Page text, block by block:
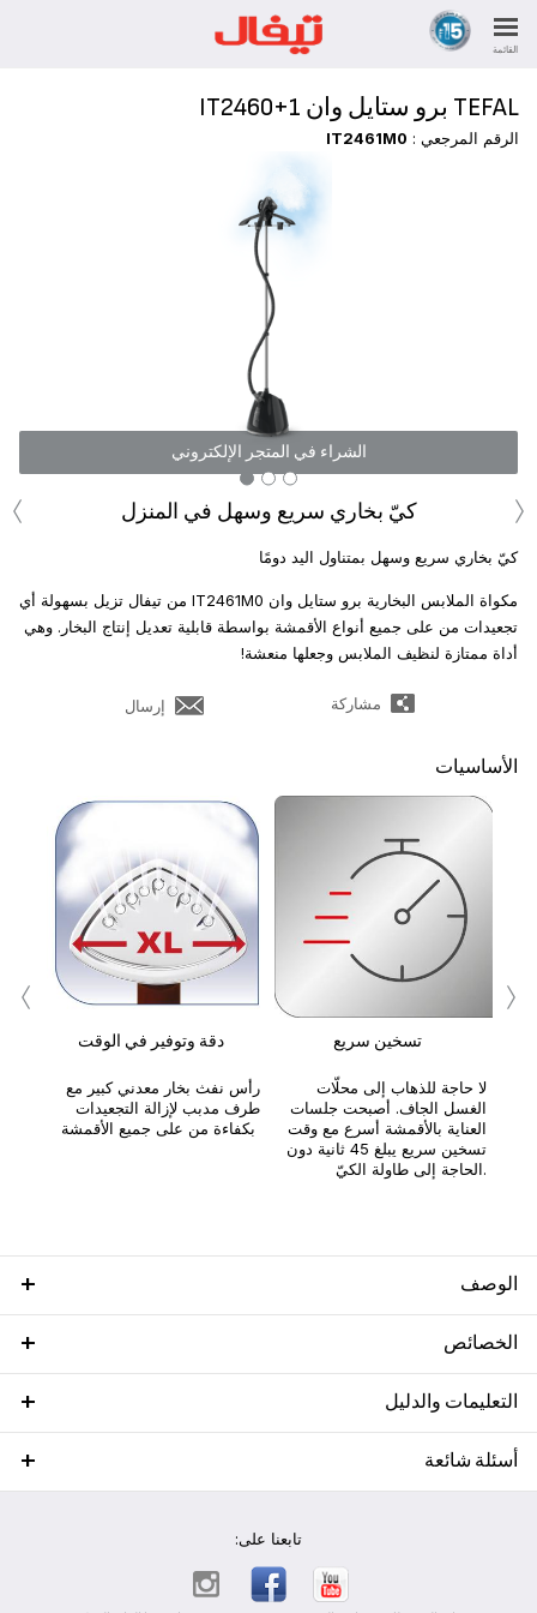
القائمة
TEFAL برو ستايل وان IT2460+1
الرقم المرجعي : IT2461M0
‹ ›
الشراء في المتجر الإلكتروني
كيّ بخاري سريع وسهل في المنزل
كيّ بخاري سريع وسهل بمتناول اليد دومًا
مكواة الملابس البخارية برو ستايل وان IT2461M0 من تيفال تزيل بسهولة أي
تجعيدات من على جميع أنواع الأقمشة بواسطة قابلية تعديل إنتاج البخار. وهي
أداة ممتازة لنظيف الملابس وجعلها منعشة!
مشاركة إرسال
الأساسيات
دقة وتوفير في الوقت
رأس نفث بخار معدني كبير مع
طرف مدبب لإزالة التجعيدات
تسخين سريع
لا حاجة للذهاب إلى محلّات
الغسل الجاف. أصبحت جلسات
العناية بالأقمشة أسرع مع وقت
تسخين سريع يبلغ 45 ثانية دون
الحاجة إلى طاولة الكيّ.
وتدفق البخار بقوة 37g/بالدقيقة
‹ ›
الوصف
الخصائص
التعليمات والدليل
أسئلة شائعة
تابعنا على: